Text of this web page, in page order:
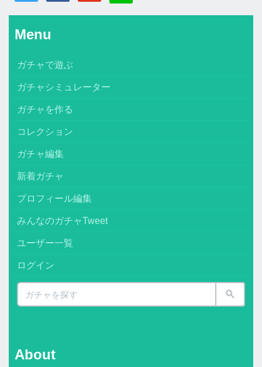
Menu
ガチャで遊ぶ
ガチャシミュレーター
ガチャを作る
コレクション
ガチャ編集
新着ガチャ
プロフィール編集
みんなのガチャTweet
ユーザー一覧
ログイン
About